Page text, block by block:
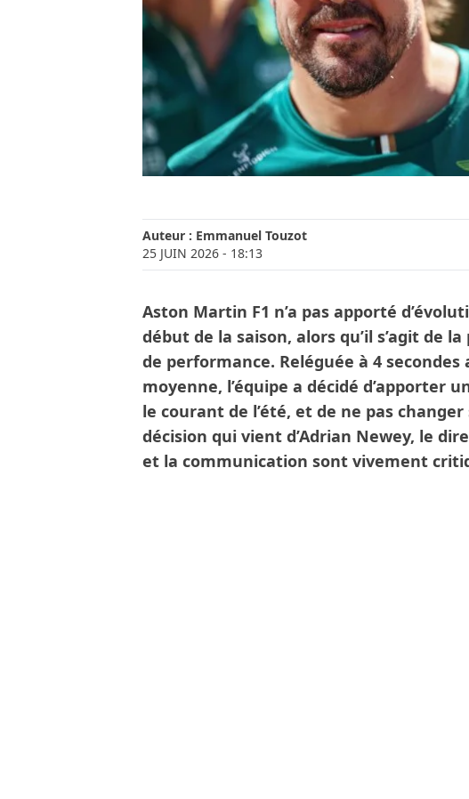
Auteur : Emmanuel Touzot
25 JUIN 2026 - 18:13
Aston Martin F1 n’a pas apporté
début de la saison, alors qu’il s’agit de
de performance. Reléguée à 4
moyenne, l’équipe a décidé d’apporter
le courant de l’été, et de ne pas
décision qui vient d’Adrian Newey, le
et la communication sont vivement